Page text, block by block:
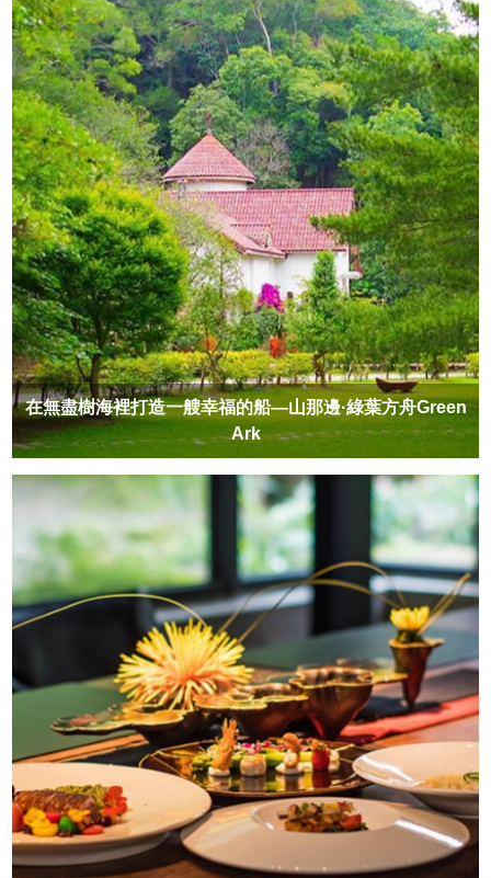
在無盡樹海裡打造一艘幸福的船—山那邊·綠葉方舟Green
Ark